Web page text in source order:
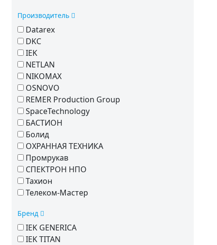
Производитель
Datarex
DKC
IEK
NETLAN
NIKOMAX
OSNOVO
REMER Production Group
SpaceTechnology
БАСТИОН
Болид
ОХРАННАЯ ТЕХНИКА
Промрукав
СПЕКТРОН НПО
Тахион
Телеком-Мастер
Бренд
IEK GENERICA
IEK TITAN